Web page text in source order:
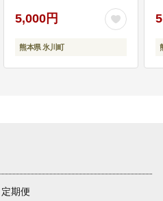
5,000円
熊本県 氷川町
定期便